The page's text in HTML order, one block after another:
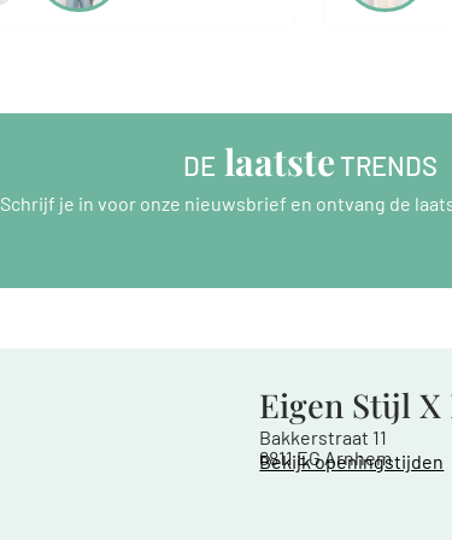
DE laatste TRENDS
Schrijf je in voor onze nieuwsbrief en ontvang de
Eigen Stijl
Bakkerstraat 11
6811 EG Arnhem
Bekijk openingstijden